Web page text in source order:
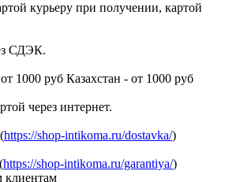
курьеру при получении, картой
СДЭК.
1000 руб Казахстан - от 1000 руб
через интернет.
https://shop-intikoma.ru/dostavka/)
https://shop-intikoma.ru/garantiya/)